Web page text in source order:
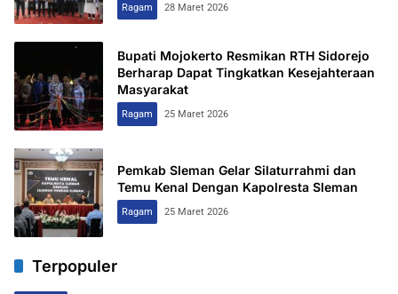
Ragam 28 Maret 2026
Bupati Mojokerto Resmikan RTH Sidorejo
Berharap Dapat Tingkatkan Kesejahteraan
Masyarakat
Ragam 25 Maret 2026
Pemkab Sleman Gelar Silaturrahmi dan
Temu Kenal Dengan Kapolresta Sleman
Ragam 25 Maret 2026
Terpopuler